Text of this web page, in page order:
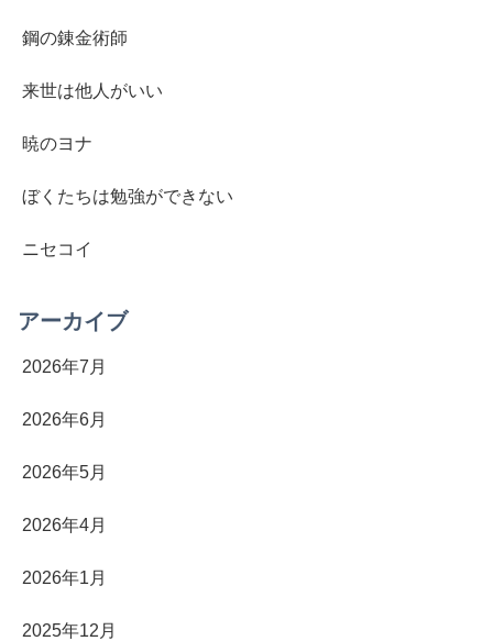
鋼の錬金術師
来世は他人がいい
暁のヨナ
ぼくたちは勉強ができない
ニセコイ
アーカイブ
2026年7月
2026年6月
2026年5月
2026年4月
2026年1月
2025年12月